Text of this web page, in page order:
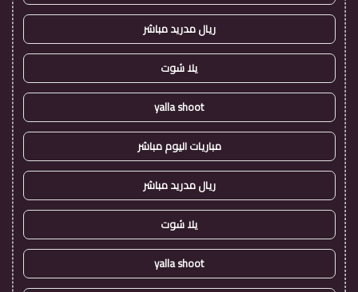
ريال مدريد مباشر
يلا شوت
yalla shoot
مباريات اليوم مباشر
ريال مدريد مباشر
يلا شوت
yalla shoot